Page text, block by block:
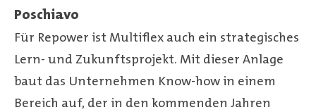
Poschiavo
Für Repower ist Multiflex auch ein strategisches
Lern- und Zukunftsprojekt. Mit dieser Anlage
baut das Unternehmen Know-how in einem
Bereich auf, der in den kommenden Jahren